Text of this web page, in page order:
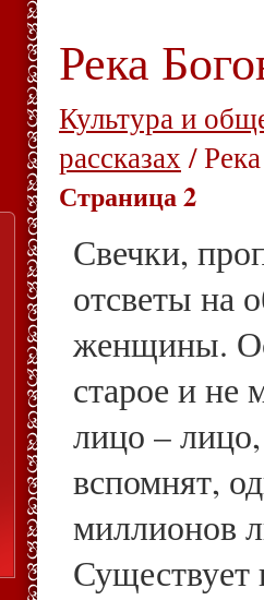
Река
Культура и
рассказах/
Страница 2
Свечки,
отсветы на
женщины.
старое и не
лицо –
вспомнят,
миллионов
Существует